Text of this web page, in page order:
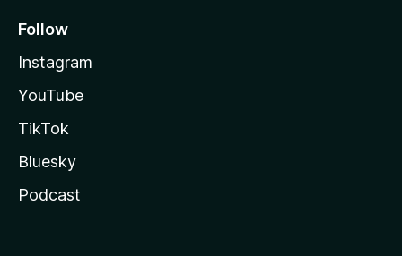
Follow
Instagram
YouTube
TikTok
Bluesky
Podcast